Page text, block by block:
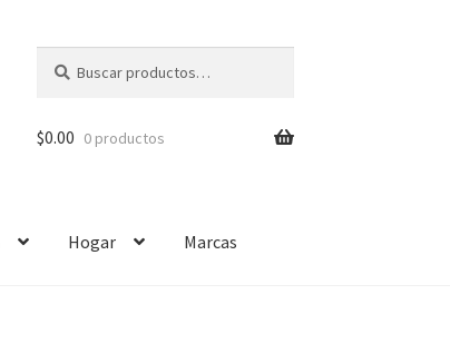
Hogar Marcas
$0.00 0 productos